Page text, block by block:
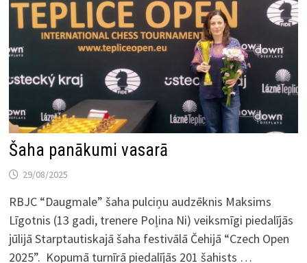
Šaha panākumi vasarā
29/08/2025
RBJC “Daugmale” šaha pulciņu audzēknis Maksims
Līgotnis (13 gadi, trenere Poļina Ni) veiksmīgi piedalījās
jūlijā Starptautiskajā šaha festivālā Čehijā “Czech Open
2025”. Kopumā turnīrā piedalījās 201 šahists …